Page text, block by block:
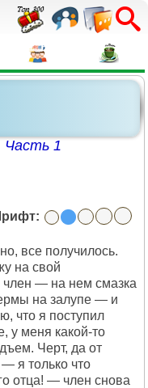
Часть 1
все получилось.
на свой
— на нем смазка
на залупе — и
что я поступил
у меня какой-то
Черт, да от
я только что
отца! — член снова